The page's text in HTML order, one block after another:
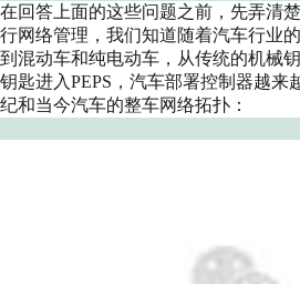
在回答上面的这些问题之前，先弄清
行网络管理，我们知道随着汽车行业
到混动车和纯电动车，从传统的机械
钥匙进入PEPS，汽车部署控制器越来
纪和当今汽车的整车网络拓扑：